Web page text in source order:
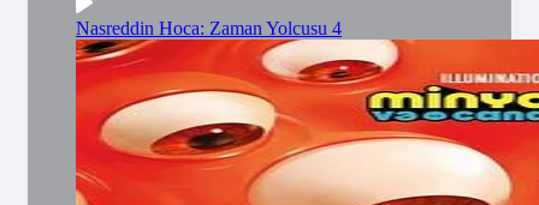
Nasreddin Hoca: Zaman Yolcusu 4